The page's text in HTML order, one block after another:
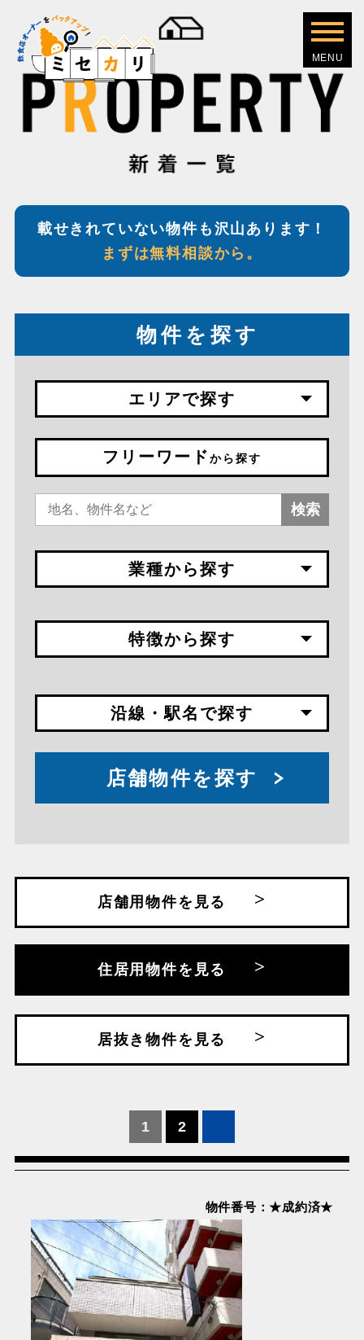
載せきれていない物件も沢山あります！
まずは無料相談から。
物件を探す
エリアで探す
フリーワードから探す
検索
業種から探す
特徴から探す
沿線・駅名で探す
店舗物件を探す
店舗用物件を見る
住居用物件を見る
居抜き物件を見る
の
1 2
物件番号：★成約済★